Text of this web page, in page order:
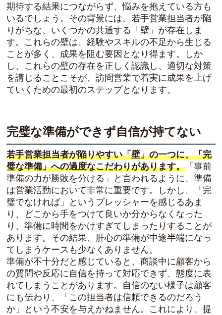
期待する結果につながらず、悩みを抱えている方も
いるでしょう。その背景には、若手営業担当者が陥
りがちな、いくつかの共通する「壁」が存在しま
す。これらの壁は、経験やスキルの不足から生じる
ことが多く、成果を阻む要因となり得ます。しか
し、これらの壁の存在を正しく認識し、適切な対策
を講じることこそが、訪問営業で着実に成果を上げ
ていくための最初のステップとなります。
完璧な準備ができず自信が持てない
若手営業担当者が陥りやすい「壁」の一つに、「完
璧な準備」への過度なこだわりがあります。 「事前
準備の力が勝敗を分ける」と言われるように、準備
は営業活動において非常に重要です。しかし、「完
璧でなければ」というプレッシャーを感じるあま
り、どこから手をつけて良いか分からなくなった
り、準備に時間をかけすぎてしまったりすることが
あります。その結果、肝心の準備が中途半端になっ
てしまうケースも少なくありません。
準備が不十分だと感じていると、商談中に顧客から
の質問や反応に自信を持って対応できず、態度に表
れてしまうことがあります。自信のない様子は顧客
にも伝わり、「この担当者は信頼できるのだろう
か」という不安を与えかねません。これにより、提